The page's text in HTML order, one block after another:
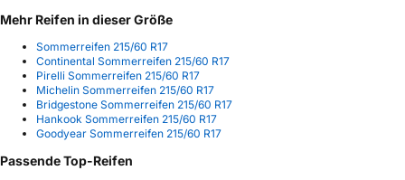
Mehr Reifen in dieser Größe
Sommerreifen 215/60 R17
Continental Sommerreifen 215/60 R17
Pirelli Sommerreifen 215/60 R17
Michelin Sommerreifen 215/60 R17
Bridgestone Sommerreifen 215/60 R17
Hankook Sommerreifen 215/60 R17
Goodyear Sommerreifen 215/60 R17
Passende Top-Reifen